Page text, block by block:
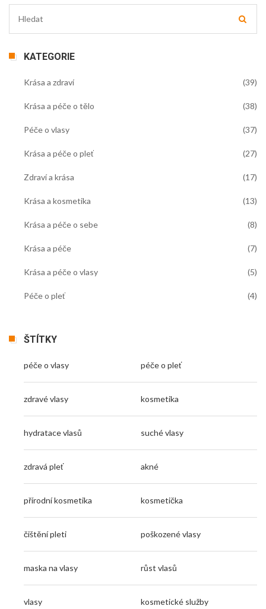
KATEGORIE
Krása a zdraví (39)
Krása a péče o tělo (38)
Péče o vlasy (37)
Krása a péče o pleť (27)
Zdraví a krása (17)
Krása a kosmetika (13)
Krása a péče o sebe (8)
Krása a péče (7)
Krása a péče o vlasy (5)
Péče o pleť (4)
ŠTÍTKY
péče o vlasy péče o pleť
zdravé vlasy kosmetika
hydratace vlasů suché vlasy
zdravá pleť akné
přírodní kosmetika kosmetička
čištění pleti poškozené vlasy
maska na vlasy růst vlasů
vlasy kosmetické služby